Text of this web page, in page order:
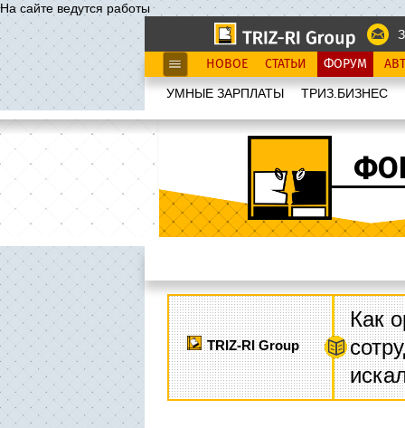
На сайте ведутся работы
НОВОЕ СТАТЬИ ФОРУМ
УМНЫЕ ЗАРПЛАТЫ ТРИЗ.БИЗНЕС
TRIZ-RI Group
Как